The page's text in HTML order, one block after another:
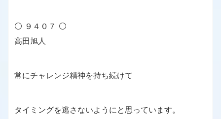
⚪ ９４０７ ⚪
高田旭人
常にチャレンジ精神を持ち続けて
タイミングを逃さないようにと思っています。